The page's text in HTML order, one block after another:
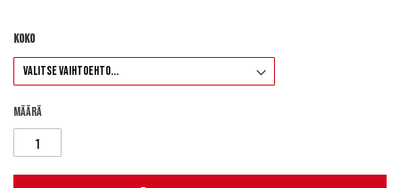
Koko
Määrä